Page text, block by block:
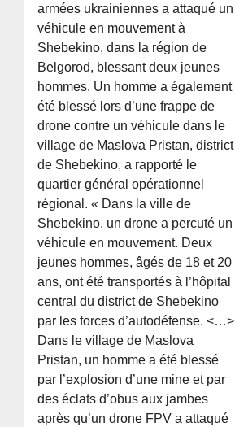
armées ukrainiennes a attaqué un
véhicule en mouvement à
Shebekino, dans la région de
Belgorod, blessant deux jeunes
hommes. Un homme a également
été blessé lors d’une frappe de
drone contre un véhicule dans le
village de Maslova Pristan, district
de Shebekino, a rapporté le
quartier général opérationnel
régional. « Dans la ville de
Shebekino, un drone a percuté un
véhicule en mouvement. Deux
jeunes hommes, âgés de 18 et 20
ans, ont été transportés à l’hôpital
central du district de Shebekino
par les forces d’autodéfense. <…>
Dans le village de Maslova
Pristan, un homme a été blessé
par l’explosion d’une mine et par
des éclats d’obus aux jambes
après qu’un drone FPV a attaqué